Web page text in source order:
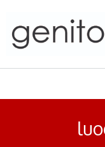
content